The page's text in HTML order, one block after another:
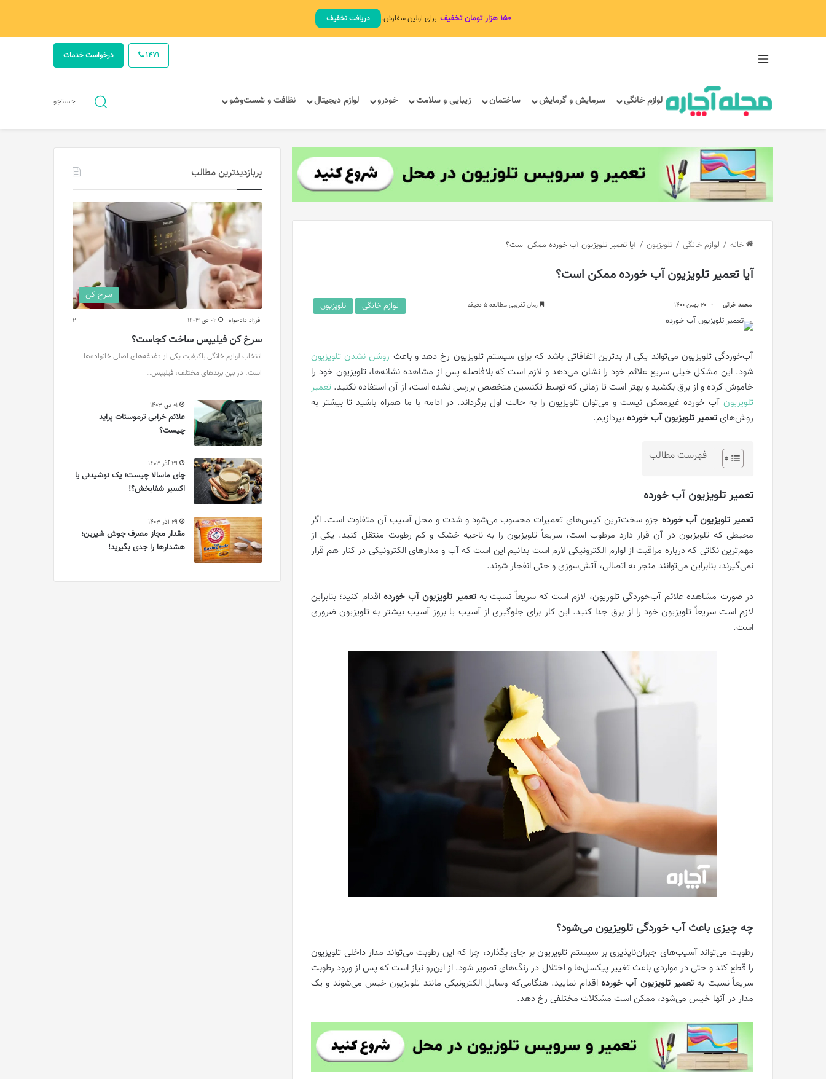
۱۵۰ هزار تومان تخفیف | برای اولین سفارش. دریافت تخفیف
سایدبار درخواست خدمات 1471
لوازم خانگی سرمایش و گرمایش ساختمان زیبایی و سلامت خودرو لوازم دیجیتال نظافت و شست‌وشو جستجوجستجو
خانه / لوازم خانگی / تلویزیون / آیا تعمیر تلویزیون آب خورده ممکن است؟
آیا تعمیر تلویزیون آب خورده ممکن است؟
محمد خزائی 20 بهمن 1400 زمان تقریبی مطالعه 5 دقیقه لوازم خانگی تلویزیون
آب‌خوردگی تلویزیون می‌تواند یکی از بدترین اتفاقاتی باشد که برای سیستم تلویزیون رخ دهد و باعث روشن نشدن تلویزیون
شود. این مشکل خیلی سریع علائم خود را نشان می‌دهد و لازم است که بلافاصله پس از مشاهده نشانه‌ها، تلویزیون خود را
خاموش کرده و از برق بکشید و بهتر است تا زمانی که توسط تکنسین متخصص بررسی نشده است، از آن استفاده نکنید. تعمیر
تلویزیون آب خورده غیرممکن نیست و می‌توان تلویزیون را به حالت اول برگرداند. در ادامه با ما همراه باشید تا بیشتر به
روش‌هایتعمیر تلویزیون آب‌ خوردهبپردازیم.
فهرست مطالب
تعمیر تلویزیون آب‌ خورده
تعمیر تلویزیون آب ‌خورده جزو سخت‌ترین کیس‌های تعمیرات محسوب می‌شود و شدت و محل آسیب آن متفاوت است. اگر
محیطی که تلویزیون در آن قرار دارد مرطوب است، سریعاً تلویزیون را به ناحیه خشک و کم رطوبت منتقل کنید. یکی از
مهم‌ترین نکاتی که درباره مراقبت از لوازم الکترونیکی لازم است بدانیم این است که آب و مدارهای الکترونیکی در کنار هم قرار
نمی‌گیرند، بنابراین می‌توانند منجر به اتصالی، آتش‌سوزی و حتی انفجار شوند.
در صورت مشاهده علائم آب‌خوردگی تلوزیون، لازم است که سریعاً نسبت بهتعمیر تلویزیون آب‌ خورده اقدام کنید؛ بنابراین
لازم است سریعاً تلویزیون خود را از برق جدا کنید. این کار برای جلوگیری از آسیب یا بروز آسیب بیشتر به تلویزیون ضروری
است.
چه چیزی باعث آب‌ خوردگی تلویزیون می‌شود؟
رطوبت می‌تواند آسیب‌های جبران‌ناپذیری بر سیستم تلویزیون بر جای بگذارد، چرا که این رطوبت می‌تواند مدار داخلی تلویزیون
را قطع کند و حتی در مواردی باعث تغییر پیکسل‌ها و اختلال در رنگ‌های تصویر شود. از این‌رو نیاز است که پس از ورود رطوبت
سریعاً نسبت بهتعمیر تلویزیون آب ‌خورده اقدام نمایید. هنگامی‌که وسایل الکترونیکی مانند تلویزیون خیس می‌شوند و یک
مدار در آنها خیس می‌شود، ممکن است مشکلات مختلفی رخ دهد.
پربازدیدترین مطالب
سرخ کن
فرزاد دادخواه 02 دی 1403 2
سرخ کن فیلیپس ساخت کجاست؟
انتخاب لوازم خانگی باکیفیت یکی از دغدغه‌های اصلی خانواده‌ها
است. در بین برندهای مختلف، فیلیپس…
01 دی 1403
علائم خرابی ترموستات پراید
چیست؟
29 آذر 1403
چای ماسالا چیست؛ یک نوشیدنی یا
اکسیر شفابخش؟!
29 آذر 1403
مقدار مجاز مصرف جوش شیرین؛
هشدارها را جدی بگیرید!